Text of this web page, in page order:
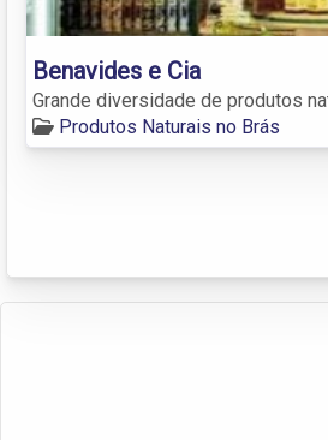
Benavides e Cia
Grande diversidade de produtos
Produtos Naturais no Brás